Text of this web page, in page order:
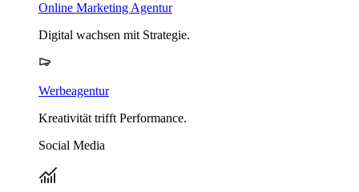
Online Marketing Agentur
Digital wachsen mit Strategie.
Werbeagentur
Kreativität trifft Performance.
Social Media